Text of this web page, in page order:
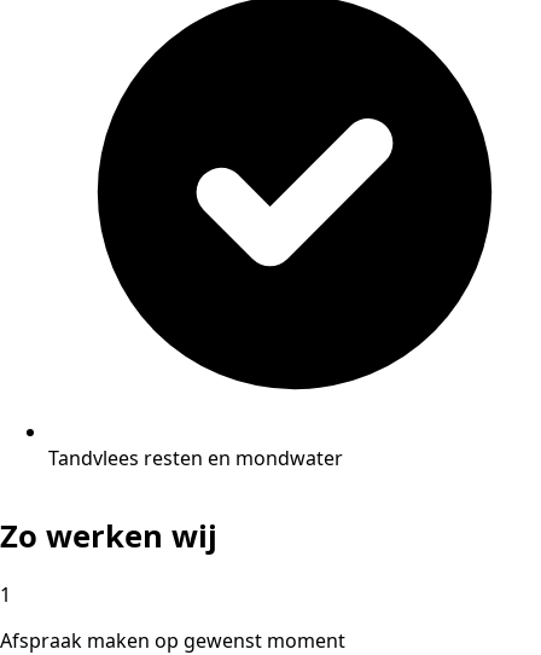
Tandvlees resten en mondwater
Zo werken wij
1
Afspraak maken op gewenst moment